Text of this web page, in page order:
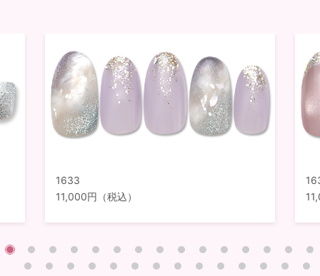
1633
11,000円（税込）